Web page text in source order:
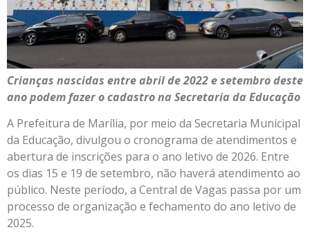
Crianças nascidas entre abril de 2022 e setembro deste
ano podem fazer o cadastro na Secretaria da Educação
A Prefeitura de Marília, por meio da Secretaria Municipal
da Educação, divulgou o cronograma de atendimentos e
abertura de inscrições para o ano letivo de 2026. Entre
os dias 15 e 19 de setembro, não haverá atendimento ao
público. Neste período, a Central de Vagas passa por um
processo de organização e fechamento do ano letivo de
2025.